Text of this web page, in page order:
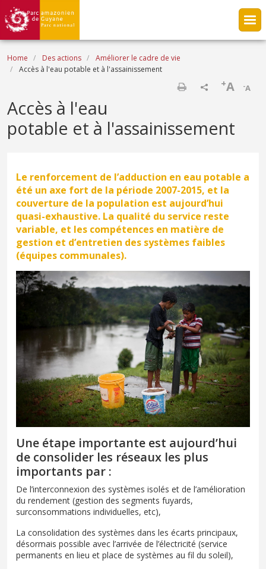
Skip to main content
Breadcrumb
Home Des actions
Améliorer le cadre de vie
Accès à l'eau potable et à l'assainissement
-A
+A
Accès à l'eau
potable et à l'assainissement
Le renforcement de l’adduction en eau potable a
été un axe fort de la période 2007-2015, et la
couverture de la population est aujourd’hui
quasi-exhaustive. La qualité du service reste
variable, et les compétences en matière de
gestion et d’entretien des systèmes faibles
(équipes communales).
Une étape importante est aujourd’hui
de consolider les réseaux les plus
importants par :
De l’interconnexion des systèmes isolés et de l’amélioration
du rendement (gestion des segments fuyards,
surconsommations individuelles, etc),
La consolidation des systèmes dans les écarts principaux,
désormais possible avec l’arrivée de l’électricité (service
permanents en lieu et place de systèmes au fil du soleil),